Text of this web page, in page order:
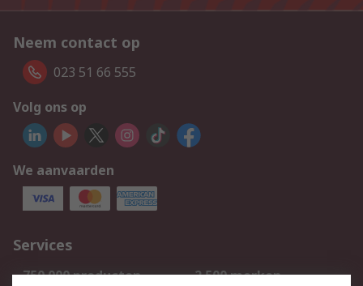
Neem contact op
023 51 66 555
Volg ons op
We aanvaarden
Services
750.000 producten
2.500 merken